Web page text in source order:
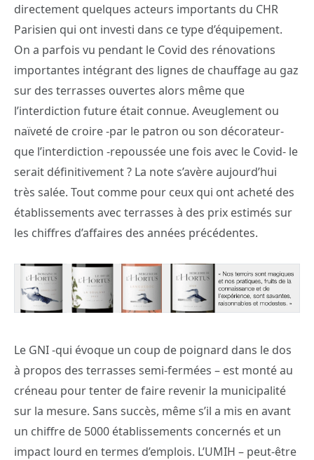
directement quelques acteurs importants du CHR
Parisien qui ont investi dans ce type d’équipement.
On a parfois vu pendant le Covid des rénovations
importantes intégrant des lignes de chauffage au gaz
sur des terrasses ouvertes alors même que
l’interdiction future était connue. Aveuglement ou
naïveté de croire -par le patron ou son décorateur-
que l’interdiction -repoussée une fois avec le Covid- le
serait définitivement ? La note s’avère aujourd’hui
très salée. Tout comme pour ceux qui ont acheté des
établissements avec terrasses à des prix estimés sur
les chiffres d’affaires des années précédentes.
Le GNI -qui évoque un coup de poignard dans le dos
à propos des terrasses semi-fermées – est monté au
créneau pour tenter de faire revenir la municipalité
sur la mesure. Sans succès, même s’il a mis en avant
un chiffre de 5000 établissements concernés et un
impact lourd en termes d’emplois. L’UMIH – peut-être